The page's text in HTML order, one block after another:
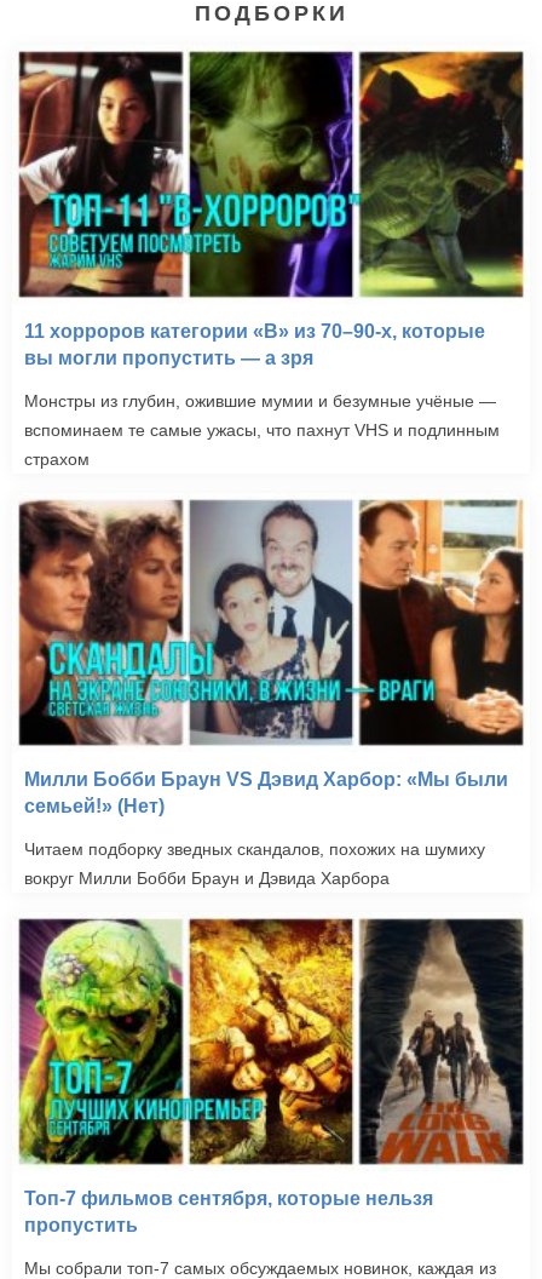
ПОДБОРКИ
11 хорроров категории «B» из 70–90-х, которые
вы могли пропустить — а зря
Монстры из глубин, ожившие мумии и безумные учёные —
вспоминаем те самые ужасы, что пахнут VHS и подлинным
страхом
Милли Бобби Браун VS Дэвид Харбор: «Мы были
семьей!» (Нет)
Читаем подборку зведных скандалов, похожих на шумиху
вокруг Милли Бобби Браун и Дэвида Харбора
Топ-7 фильмов сентября, которые нельзя
пропустить
Мы собрали топ-7 самых обсуждаемых новинок, каждая из